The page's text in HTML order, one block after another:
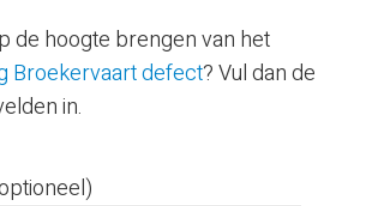
de hoogte brengen van het
Broekervaart defect? Vul dan de
in.